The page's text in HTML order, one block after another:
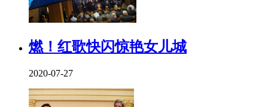
燃！红歌快闪惊艳女儿城
2020-07-27